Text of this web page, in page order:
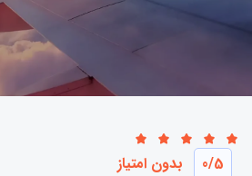
0/5 بدون امتیاز